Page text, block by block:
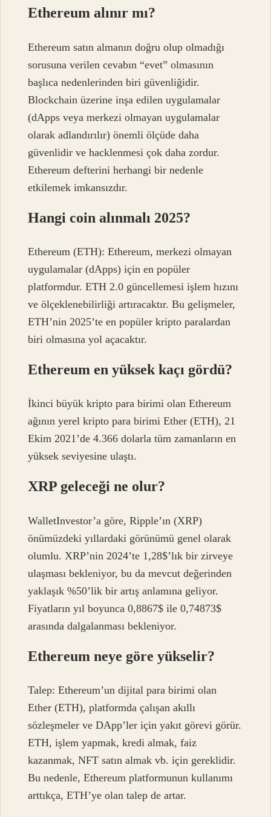
Ethereum alınır mı?
Ethereum satın almanın doğru olup olmadığı
sorusuna verilen cevabın “evet” olmasının
başlıca nedenlerinden biri güvenliğidir.
Blockchain üzerine inşa edilen uygulamalar
(dApps veya merkezi olmayan uygulamalar
olarak adlandırılır) önemli ölçüde daha
güvenlidir ve hacklenmesi çok daha zordur.
Ethereum defterini herhangi bir nedenle
etkilemek imkansızdır.
Hangi coin alınmalı 2025?
Ethereum (ETH): Ethereum, merkezi olmayan
uygulamalar (dApps) için en popüler
platformdur. ETH 2.0 güncellemesi işlem hızını
ve ölçeklenebilirliği artıracaktır. Bu gelişmeler,
ETH’nin 2025’te en popüler kripto paralardan
biri olmasına yol açacaktır.
Ethereum en yüksek kaçı gördü?
İkinci büyük kripto para birimi olan Ethereum
ağının yerel kripto para birimi Ether (ETH), 21
Ekim 2021’de 4.366 dolarla tüm zamanların en
yüksek seviyesine ulaştı.
XRP geleceği ne olur?
WalletInvestor’a göre, Ripple’ın (XRP)
önümüzdeki yıllardaki görünümü genel olarak
olumlu. XRP’nin 2024’te 1,28$’lık bir zirveye
ulaşması bekleniyor, bu da mevcut değerinden
yaklaşık %50’lik bir artış anlamına geliyor.
Fiyatların yıl boyunca 0,8867$ ile 0,74873$
arasında dalgalanması bekleniyor.
Ethereum neye göre yükselir?
Talep: Ethereum’un dijital para birimi olan
Ether (ETH), platformda çalışan akıllı
sözleşmeler ve DApp’ler için yakıt görevi görür.
ETH, işlem yapmak, kredi almak, faiz
kazanmak, NFT satın almak vb. için gereklidir.
Bu nedenle, Ethereum platformunun kullanımı
arttıkça, ETH’ye olan talep de artar.